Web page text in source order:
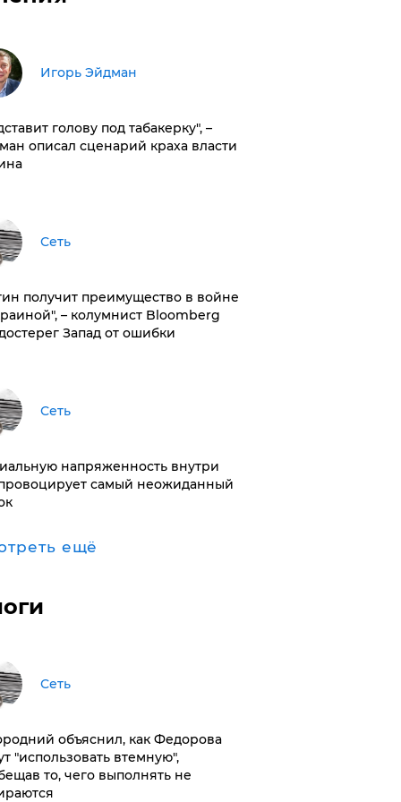
Игорь Эйдман
голову под табакерку", –
описал сценарий краха власти
Сеть
получит преимущество в войне
– колумнист Bloomberg
Запад от ошибки
Сеть
напряженность внутри
самый неожиданный
ещё
Сеть
объяснил, как Федорова
"использовать втемную",
то, чего выполнять не